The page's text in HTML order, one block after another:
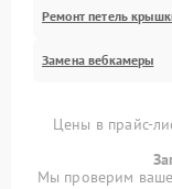
Ремонт петель
Замена вебкамеры
Цены в прайс-
Мы проверим ваше